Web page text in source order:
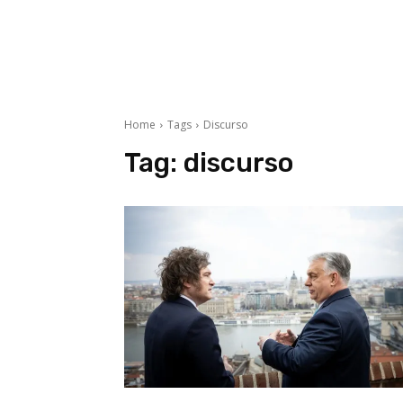
Home Tags Discurso
Tag: discurso